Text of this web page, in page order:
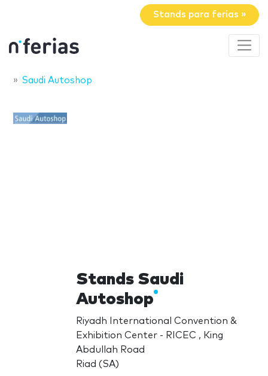
Stands para ferias »
Saudi Autoshop
Stands Saudi
Autoshop
Riyadh International Convention &
Exhibition Center - RICEC , King
Abdullah Road
Riad (SA)